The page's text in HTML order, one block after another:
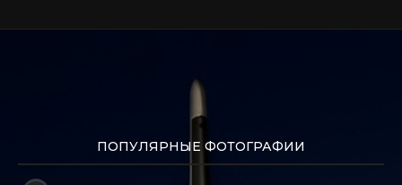
ПОПУЛЯРНЫЕ ФОТОГРАФИИ